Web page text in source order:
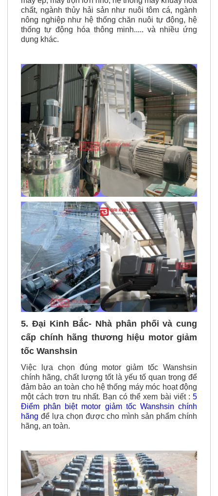
chuyền, băng tải, hệ thống nâng hạ, máy nghiền,
máy ép, máy trộn lớn nhỏ, hệ thống máy khuấy hóa
chất, ngành thủy hải sản như nuôi tôm cá, ngành
nông nghiệp như hệ thống chăn nuôi tự động, hệ
thống tự động hóa thông minh..... và nhiều ứng
5. Đại Kinh Bắc- Nhà phân phối và cung
cấp chính hãng thương hiệu motor giảm
tốc Wanshsin
Việc lựa chọn đúng motor giảm tốc Wanshsin
chính hãng, chất lượng tốt là yếu tố quan trọng để
đảm bảo an toàn cho hệ thống máy móc hoạt động
một cách trơn tru nhất. Bạn có thể xem bài viết :5
Điểm phân biệt motor giảm tốc Wanshsin chính
hãngđể lựa chọn được cho mình sản phẩm chính